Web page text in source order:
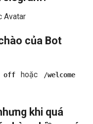
Avatar
của Bot
off hoặc
/welcome
khi quá